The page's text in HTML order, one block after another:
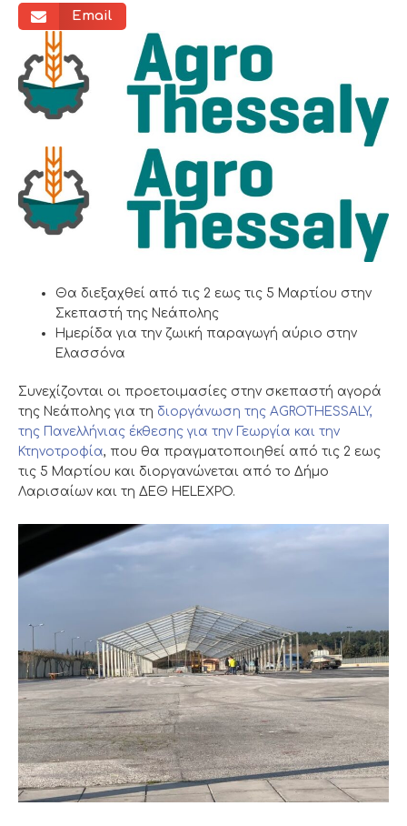
Email
Θα διεξαχθεί από τις 2 εως τις 5 Μαρτίου στην
Σκεπαστή της Νεάπολης
Ημερίδα για την ζωική παραγωγή αύριο στην
Ελασσόνα
Συνεχίζονται οι προετοιμασίες στην σκεπαστή αγορά
της Νεάπολης για τη διοργάνωση της AGROTHESSALY,
της Πανελλήνιας έκθεσης για την Γεωργία και την
Κτηνοτροφία, που θα πραγματοποιηθεί από τις 2 εως
τις 5 Μαρτίου και διοργανώνεται από το Δήμο
Λαρισαίων και τη ΔΕΘ HELEXPO.